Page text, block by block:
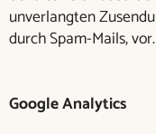
unverlangten
durch Spam-Mails, vor.
Google Analytics